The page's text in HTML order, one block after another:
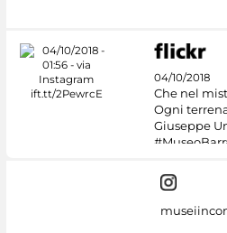
04/10/2018
Che nel
Ogni
Giuseppe